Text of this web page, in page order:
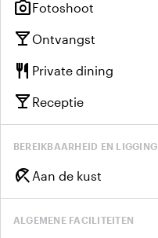
photo_cameraFotoshoot
local_bar Ontvangst
restaurant Private dining
local_bar Receptie
BEREIKBAARHEID EN LIGGING
beach_access Aan de kust
ALGEMENE FACILITEITEN